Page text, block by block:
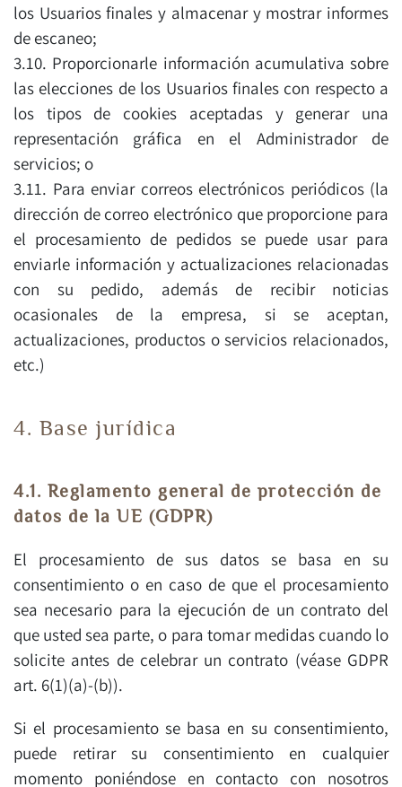
los Usuarios finales y almacenar y mostrar informes
de escaneo;
3.10. Proporcionarle información acumulativa sobre
las elecciones de los Usuarios finales con respecto a
los tipos de cookies aceptadas y generar una
representación gráfica en el Administrador de
servicios; o
3.11. Para enviar correos electrónicos periódicos (la
dirección de correo electrónico que proporcione para
el procesamiento de pedidos se puede usar para
enviarle información y actualizaciones relacionadas
con su pedido, además de recibir noticias
ocasionales de la empresa, si se aceptan,
actualizaciones, productos o servicios relacionados,
etc.)
4. Base jurídica
4.1. Reglamento general de protección de
datos de la UE (GDPR)
El procesamiento de sus datos se basa en su
consentimiento o en caso de que el procesamiento
sea necesario para la ejecución de un contrato del
que usted sea parte, o para tomar medidas cuando lo
solicite antes de celebrar un contrato (véase GDPR
art. 6(1)(a)-(b)).
Si el procesamiento se basa en su consentimiento,
puede retirar su consentimiento en cualquier
momento poniéndose en contacto con nosotros